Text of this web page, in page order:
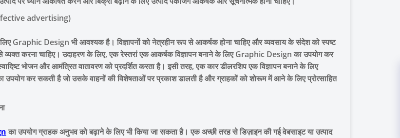
advertising)
लिए Graphic Design भी आवश्यक है। विज्ञापनों को नेत्रहीन रूप से आकर्षक होना चाहिए और व्यवसाय के संदेश को स्पष्ट
व्यक्त करना चाहिए। उदाहरण के लिए, एक रेस्तरां एक आकर्षक विज्ञापन बनाने के लिए Graphic Design का उपयोग कर
भोजन और आमंत्रित वातावरण को प्रदर्शित करता है। इसी तरह, एक कार डीलरशिप एक विज्ञापन बनाने के लिए
उपयोग कर सकती है जो उसके वाहनों की विशेषताओं पर प्रकाश डालती है और ग्राहकों को शोरूम में आने के लिए प्रोत्साहित
का उपयोग ग्राहक अनुभव को बढ़ाने के लिए भी किया जा सकता है। एक अच्छी तरह से डिज़ाइन की गई वेबसाइट या उत्पाद